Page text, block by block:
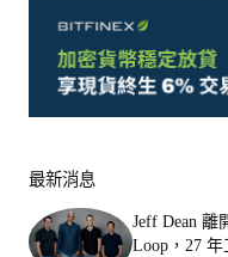
最新消息
Jeff Dean 離
Loop，27 年